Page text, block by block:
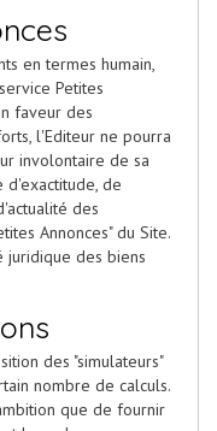
en termes humain,
Petites
faveur des
l'Editeur ne pourra
involontaire de sa
d'exactitude, de
des
Annonces" du Site.
des biens
des "simulateurs"
nombre de calculs.
que de fournir